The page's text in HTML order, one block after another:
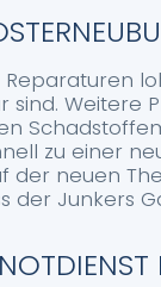
sind.
zu einer
neuen
der Junkers